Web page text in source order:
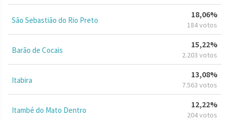
São Sebastião do Rio Preto
18,06%
184 votos
Barão de Cocais
15,22%
2.203 votos
Itabira
13,08%
7.563 votos
Itambé do Mato Dentro
12,22%
204 votos